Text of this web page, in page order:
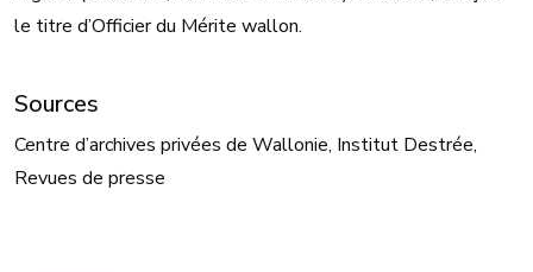
le titre d’Officier du Mérite wallon.
Sources
Centre d’archives privées de Wallonie, Institut Destrée,
Revues de presse